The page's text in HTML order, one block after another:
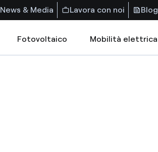
News & Media Lavora con noi Blog
Fotovoltaico Mobilità elettrica